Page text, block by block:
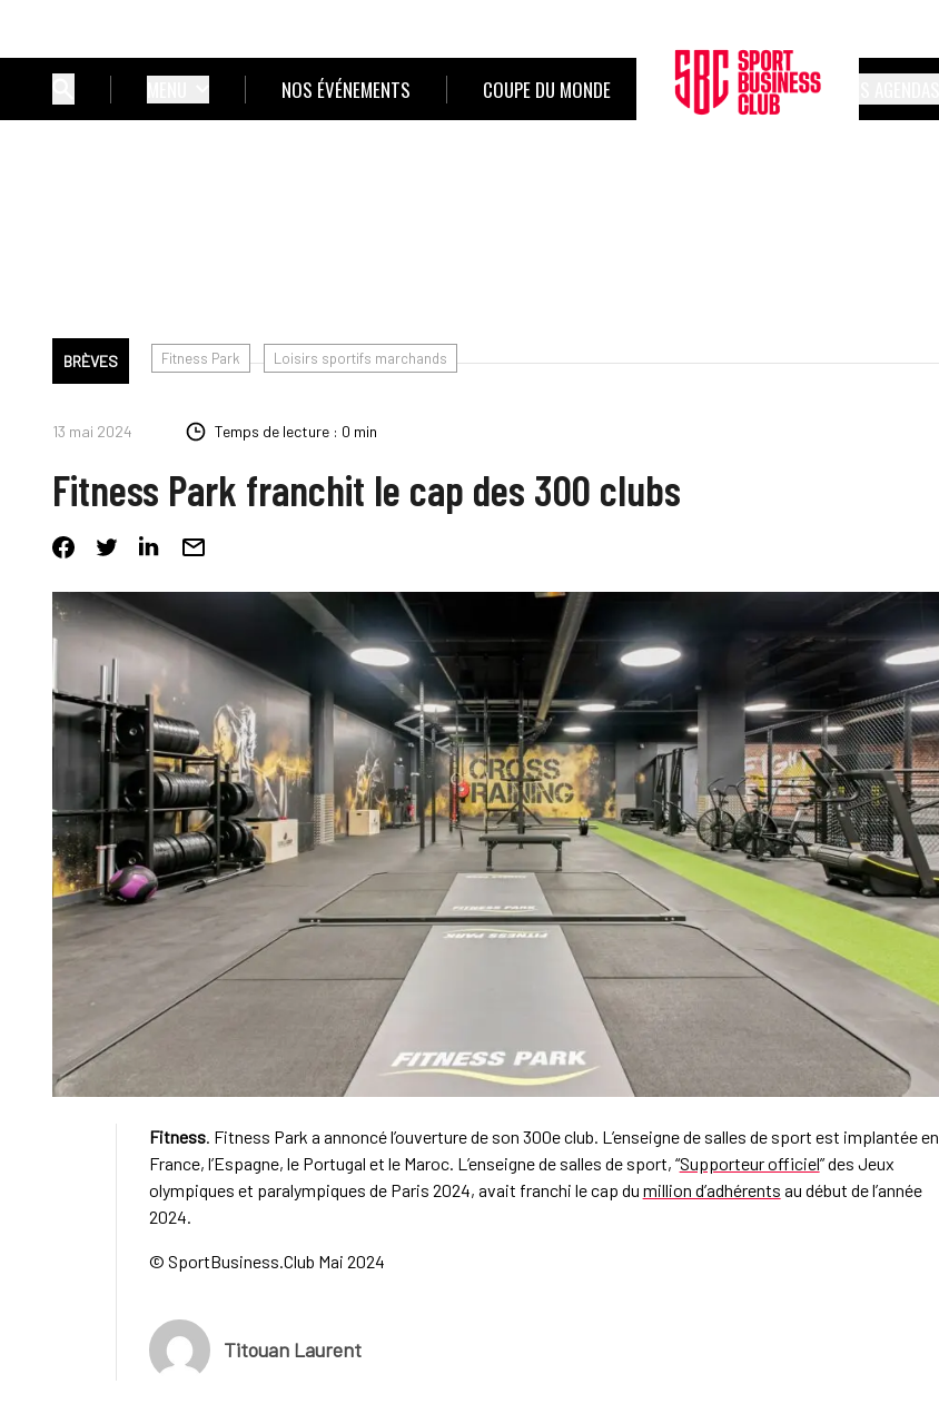
NOS ÉVÉNEMENTS COUPE DU MONDE
BRÈVES Fitness Park Loisirs sportifs marchands
13 mai 2024 Temps de lecture : 0 min
Fitness Park franchit le cap des 300 clubs
Fitness. Fitness Park a annoncé l’ouverture de son 300e club. L’enseigne de salles de sport est implantée en
France, l’Espagne, le Portugal et le Maroc. L’enseigne de salles de sport, “Supporteur officiel” des Jeux
olympiques et paralympiques de Paris 2024, avait franchi le cap du million d’adhérents au début de l’année
2024.
© SportBusiness.Club Mai 2024
Titouan Laurent